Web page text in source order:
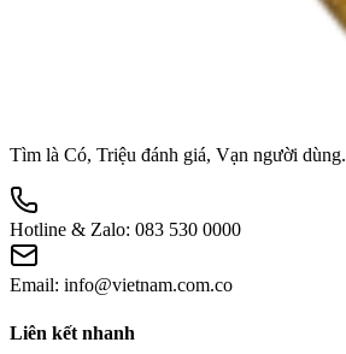
Tìm là Có, Triệu đánh giá, Vạn người dùng.
Hotline & Zalo: 083 530 0000
Email: info@vietnam.com.co
Liên kết nhanh